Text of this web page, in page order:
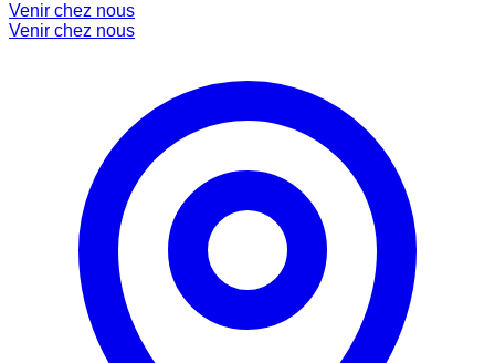
Venir chez nous
Venir chez nous